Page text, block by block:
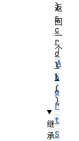
返
回
一
个
A
b
o
r
t
S
)
s
c
r
o
l
l
(
)
继
承